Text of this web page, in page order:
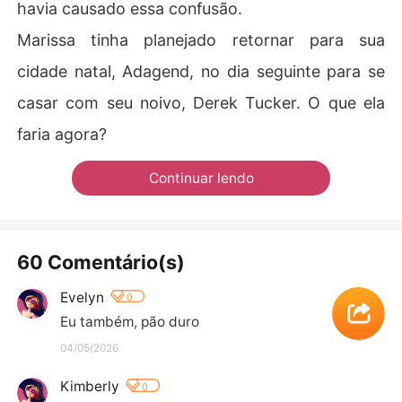
havia causado essa confusão.
Marissa tinha planejado retornar para sua
cidade natal, Adagend, no dia seguinte para se
casar com seu noivo, Derek Tucker. O que ela
faria agora?
Continuar lendo
60 Comentário(s)
Evelyn 0
Eu também, pão duro
04/05/2026
Kimberly 0